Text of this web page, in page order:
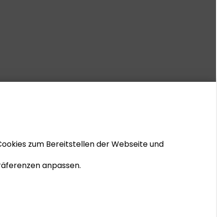
zum Bereitstellen der Webseite und
anpassen.